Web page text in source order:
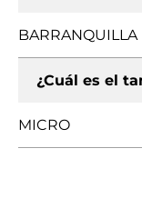
BARRANQUILLA
¿Cuál es el
MICRO